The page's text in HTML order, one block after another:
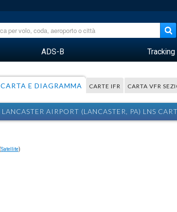
ADS-B Tracking
CARTA E DIAGRAMMA CARTE IFR CARTA VFR
LANCASTER AIRPORT (LANCASTER, PA) LNS
Satellite)